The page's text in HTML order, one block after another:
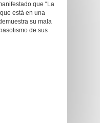
que “La
está en una
su mala
de sus